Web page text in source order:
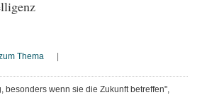
Thema
besonders wenn sie die Zukunft betreffen",